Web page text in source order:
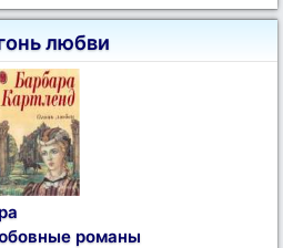
любви
романы